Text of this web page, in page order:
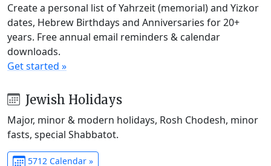
Create a personal list of Yahrzeit (memorial) and Yizkor
dates, Hebrew Birthdays and Anniversaries for 20+
years. Free annual email reminders & calendar
downloads.
Get started »
Jewish Holidays
Major, minor & modern holidays, Rosh Chodesh, minor
fasts, special Shabbatot.
5712 Calendar »